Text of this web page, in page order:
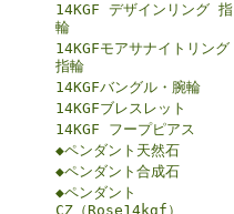
14KGF デザインリング 指
輪
14KGFモアサナイトリング
指輪
14KGFバングル・腕輪
14KGFブレスレット
14KGF フープピアス
◆ペンダント天然石
◆ペンダント合成石
◆ペンダント
CZ（Rose14kgf）